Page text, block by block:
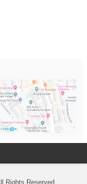
Rights Reserved.